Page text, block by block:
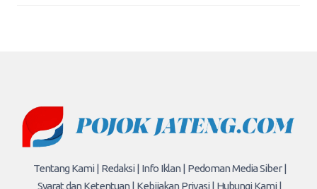
Tentang Kami | Redaksi | Info Iklan | Pedoman Media Siber |
Syarat dan Ketentuan | Kebijakan Privasi | Hubungi Kami |